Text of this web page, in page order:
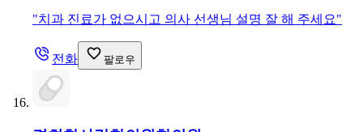
"치과 진료가 없으시고 의사 선생님 설명 잘 해 주세요"
전화 팔로우